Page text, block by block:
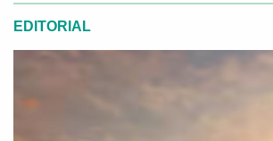
EDITORIAL